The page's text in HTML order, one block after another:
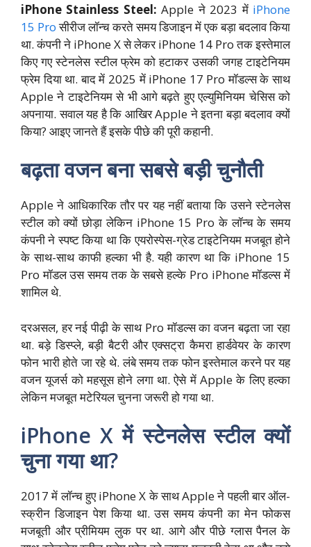
iPhone Stainless Steel: Apple ने 2023 में iPhone
15 Proसीरीज लॉन्च करते समय डिजाइन में एक बड़ा बदलाव किया
था. कंपनी ने iPhone X से लेकर iPhone 14 Pro तक इस्तेमाल
किए गए स्टेनलेस स्टील फ्रेम को हटाकर उसकी जगह टाइटेनियम
फ्रेम दिया था. बाद में 2025 में iPhone 17 Pro मॉडल्स के साथ
Apple ने टाइटेनियम से भी आगे बढ़ते हुए एल्युमिनियम चेसिस को
अपनाया. सवाल यह है कि आखिर Apple ने इतना बड़ा बदलाव क्यों
किया? आइए जानते हैं इसके पीछे की पूरी कहानी.
बढ़ता वजन बना सबसे बड़ी चुनौती
Apple ने आधिकारिक तौर पर यह नहीं बताया कि उसने स्टेनलेस
स्टील को क्यों छोड़ा लेकिन iPhone 15 Pro के लॉन्च के समय
कंपनी ने स्पष्ट किया था कि एयरोस्पेस-ग्रेड टाइटेनियम मजबूत होने
के साथ-साथ काफी हल्का भी है. यही कारण था कि iPhone 15
Pro मॉडल उस समय तक के सबसे हल्के Pro iPhone मॉडल्स में
शामिल थे.
दरअसल, हर नई पीढ़ी के साथ Pro मॉडल्स का वजन बढ़ता जा रहा
था. बड़े डिस्प्ले, बड़ी बैटरी और एक्सट्रा कैमरा हार्डवेयर के कारण
फोन भारी होते जा रहे थे. लंबे समय तक फोन इस्तेमाल करने पर यह
वजन यूजर्स को महसूस होने लगा था. ऐसे में Apple के लिए हल्का
लेकिन मजबूत मटेरियल चुनना जरूरी हो गया था.
iPhone X में स्टेनलेस स्टील क्यों
चुना गया था?
2017 में लॉन्च हुए iPhone X के साथ Apple ने पहली बार ऑल-
स्क्रीन डिजाइन पेश किया था. उस समय कंपनी का मेन फोकस
मजबूती और प्रीमियम लुक पर था. आगे और पीछे ग्लास पैनल के